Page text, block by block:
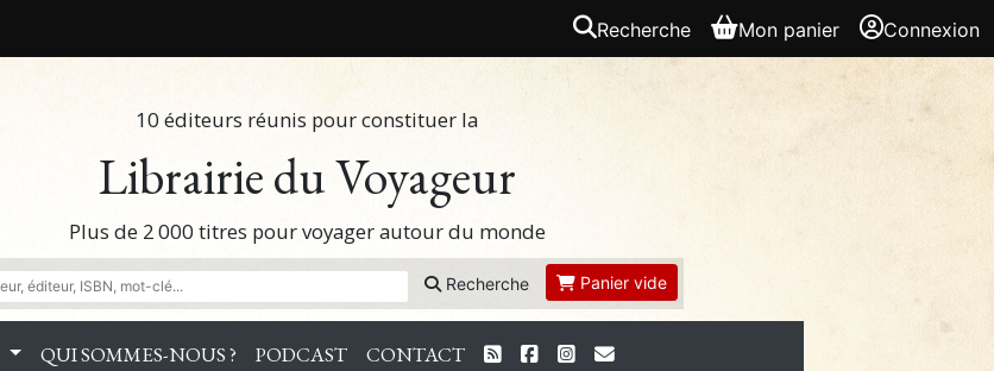
Recherche Mon panier Connexion
10 éditeurs réunis pour constituer la
Librairie du Voyageur
Plus de 2 000 titres pour voyager autour du monde
Recherche Panier vide
QUI SOMMES-NOUS ? PODCAST CONTACT